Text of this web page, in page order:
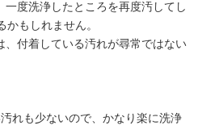
度洗浄したところを再度汚してし
もしれません。
、付着している汚れが尋常ではない
れも少ないので、かなり楽に洗浄